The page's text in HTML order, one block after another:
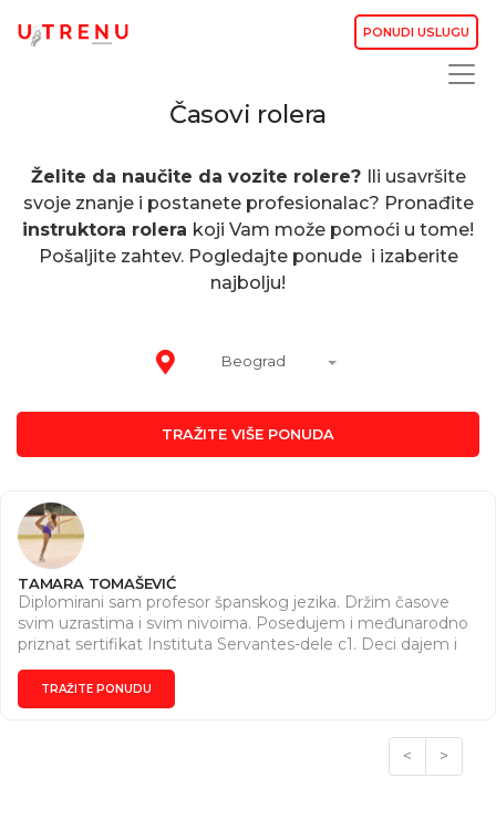
PONUDI USLUGU
Časovi rolera
Želite da naučite da vozite rolere? Ili usavršite
svoje znanje i postanete profesionalac? Pronađite
instruktora rolera koji Vam može pomoći u tome!
Pošaljite zahtev. Pogledajte ponude i izaberite
najbolju!
Beograd
TRAŽITE VIŠE PONUDA
TAMARA TOMAŠEVIĆ
Diplomirani sam profesor španskog jezika. Držim časove
svim uzrastima i svim nivoima. Posedujem i međunarodno
priznat sertifikat Instituta Servantes-dele c1. Deci dajem i
časove engleskog. Takođe sam instruktor umetničkog
klizanja i vožnje rolera. Imam 6 godina iskustva, radim
svakodnevno sa svim uzrastima, a najviše sa decom.
TRAŽITE PONUDU
< >